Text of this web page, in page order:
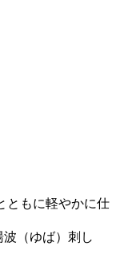
ともに軽やかに仕